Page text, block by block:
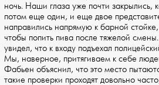
ночь. Наши глаза уже почти закрылись,
потом еще один, и еще двое
направились напрямую к барной
чтобы попить пива после тяжелой
увидел, что к входу подъехал
Мы, наверное, притягиваем к себе
Фабьен объяснил, что это место
такие проверки проходят довольно